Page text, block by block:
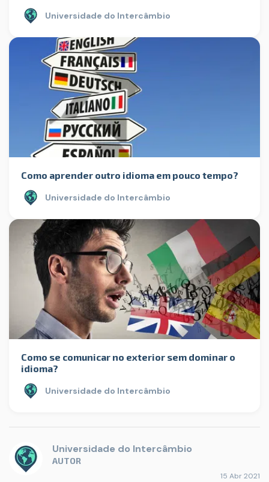
Universidade do Intercâmbio
Como aprender outro idioma em pouco tempo?
Universidade do Intercâmbio
Como se comunicar no exterior sem dominar o
idioma?
Universidade do Intercâmbio
Universidade do Intercâmbio
AUTOR
15 Abr 2021